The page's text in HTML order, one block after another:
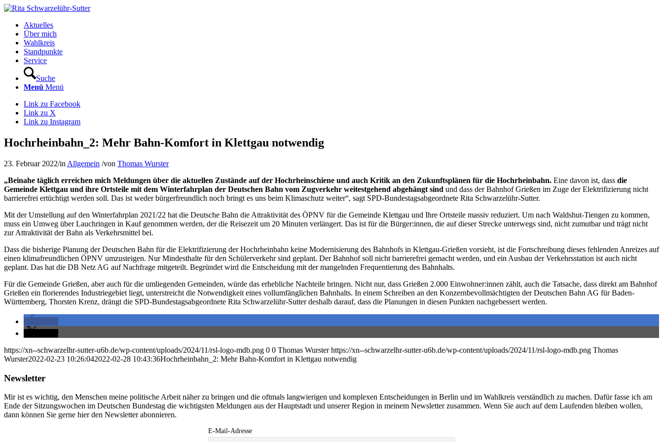
Aktuelles
Über mich
Wahlkreis
Standpunkte
Service
Suche
Menü Menü
Link zu Facebook
Link zu X
Link zu Instagram
Hochrheinbahn_2: Mehr Bahn-Komfort in Klettgau notwendig
23. Februar 2022/in Allgemein /von Thomas Wurster
„Beinahe täglich erreichen mich Meldungen über die aktuellen Zustände auf der Hochrheinschiene und auch Kritik an den Zukunftsplänen für die Hochrheinbahn. Eine davon ist, dass die
Gemeinde Klettgau und ihre Ortsteile mit dem Winterfahrplan der Deutschen Bahn vom Zugverkehr weitestgehend abgehängt sind und dass der Bahnhof Grießen im Zuge der Elektrifizierung nicht
barrierefrei ertüchtigt werden soll. Das ist weder bürgerfreundlich noch bringt es uns beim Klimaschutz weiter“, sagt SPD-Bundestagsabgeordnete Rita Schwarzelühr-Sutter.
Mit der Umstellung auf den Winterfahrplan 2021/22 hat die Deutsche Bahn die Attraktivität des ÖPNV für die Gemeinde Klettgau und Ihre Ortsteile massiv reduziert. Um nach Waldshut-Tiengen zu kommen,
muss ein Umweg über Lauchringen in Kauf genommen werden, der die Reisezeit um 20 Minuten verlängert. Das ist für die Bürger:innen, die auf dieser Strecke unterwegs sind, nicht zumutbar und trägt nicht
zur Attraktivität der Bahn als Verkehrsmittel bei.
Dass die bisherige Planung der Deutschen Bahn für die Elektrifizierung der Hochrheinbahn keine Modernisierung des Bahnhofs in Klettgau-Grießen vorsieht, ist die Fortschreibung dieses fehlenden Anreizes auf
einen klimafreundlichen ÖPNV umzusteigen. Nur Mindesthalte für den Schülerverkehr sind geplant. Der Bahnhof soll nicht barrierefrei gemacht werden, und ein Ausbau der Verkehrsstation ist auch nicht
geplant. Das hat die DB Netz AG auf Nachfrage mitgeteilt. Begründet wird die Entscheidung mit der mangelnden Frequentierung des Bahnhalts.
Für die Gemeinde Grießen, aber auch für die umliegenden Gemeinden, würde das erhebliche Nachteile bringen. Nicht nur, dass Grießen 2.000 Einwohner:innen zählt, auch die Tatsache, dass direkt am Bahnhof
Grießen ein florierendes Industriegebiet liegt, unterstreicht die Notwendigkeit eines vollumfänglichen Bahnhalts. In einem Schreiben an den Konzernbevollmächtigten der Deutschen Bahn AG für Baden-
Württemberg, Thorsten Krenz, drängt die SPD-Bundestagsabgeordnete Rita Schwarzelühr-Sutter deshalb darauf, dass die Planungen in diesen Punkten nachgebessert werden.
https://xn--schwarzelhr-sutter-u6b.de/wp-content/uploads/2024/11/rsl-logo-mdb.png 0 0 Thomas Wurster https://xn--schwarzelhr-sutter-u6b.de/wp-content/uploads/2024/11/rsl-logo-mdb.png Thomas
Wurster2022-02-23 10:26:042022-02-28 10:43:36Hochrheinbahn_2: Mehr Bahn-Komfort in Klettgau notwendig
Newsletter
Mir ist es wichtig, den Menschen meine politische Arbeit näher zu bringen und die oftmals langwierigen und komplexen Entscheidungen in Berlin und im Wahlkreis verständlich zu machen. Dafür fasse ich am
Ende der Sitzungswochen im Deutschen Bundestag die wichtigsten Meldungen aus der Hauptstadt und unserer Region in meinem Newsletter zusammen. Wenn Sie auch auf dem Laufenden bleiben wollen,
dann können Sie gerne hier den Newsletter abonnieren.
E-Mail-Adresse